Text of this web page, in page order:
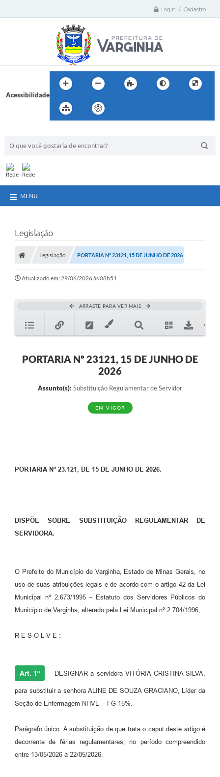
Login / Cadastro
Acessibilidade
MENU
Legislação
Legislação PORTARIA Nº 23121, 15 DE JUNHO DE 2026
Atualizado em: 29/06/2026 às 08h51
ARRASTE PARA VER MAIS
PORTARIA Nº 23121, 15 DE JUNHO DE
2026
Assunto(s): Substituição Regulamentar de Servidor
EM VIGOR
PORTARIA Nº 23.121, DE 15 DE JUNHO DE 2026.
DISPÕE SOBRE SUBSTITUIÇÃO REGULAMENTAR DE
SERVIDORA.
O Prefeito do Município de Varginha, Estado de Minas Gerais, no
uso de suas atribuições legais e de acordo com o artigo 42 da Lei
Municipal nº 2.673/1995 – Estatuto dos Servidores Públicos do
Município de Varginha, alterado pela Lei Municipal nº 2.704/1996;
R E S O L V E :
Art. 1º DESIGNAR a servidora VITÓRIA CRISTINA SILVA,
para substituir a senhora ALINE DE SOUZA GRACIANO, Líder da
Seção de Enfermagem NHVE – FG 15%.
Parágrafo único. A substituição de que trata o caput deste artigo é
decorrente de férias regulamentares, no período compreendido
entre 13/05/2026 a 22/05/2026.